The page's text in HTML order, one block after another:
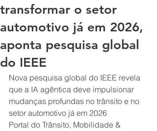
transformar o setor
automotivo já em 2026,
aponta pesquisa global
do IEEE
Nova pesquisa global do IEEE revela
que a IA agêntica deve impulsionar
mudanças profundas no trânsito e no
setor automotivo já em 2026
Portal do Trânsito, Mobilidade &